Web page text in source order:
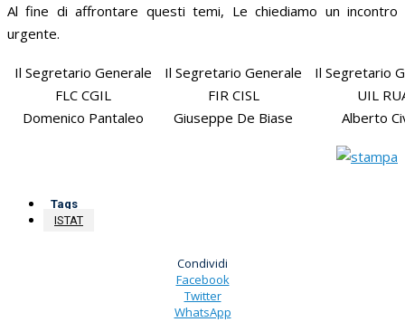
Al fine di affrontare questi temi, Le chiediamo un incontro
urgente.
Il Segretario Generale
FLC CGIL
Domenico Pantaleo
Il Segretario Generale
FIR CISL
Giuseppe De Biase
Il Segretario
UIL
Alberto
Tags
ISTAT
Condividi
Facebook
Twitter
WhatsApp